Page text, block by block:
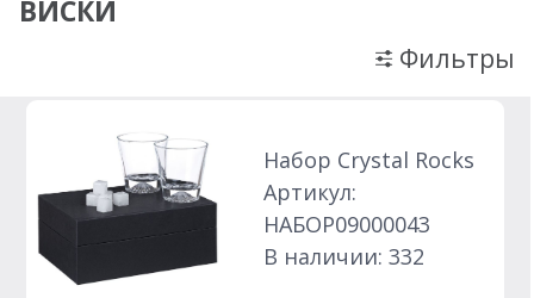
ВИСКИ
Фильтры
Набор Crystal Rocks
Артикул:
НАБОР09000043
В наличии: 332